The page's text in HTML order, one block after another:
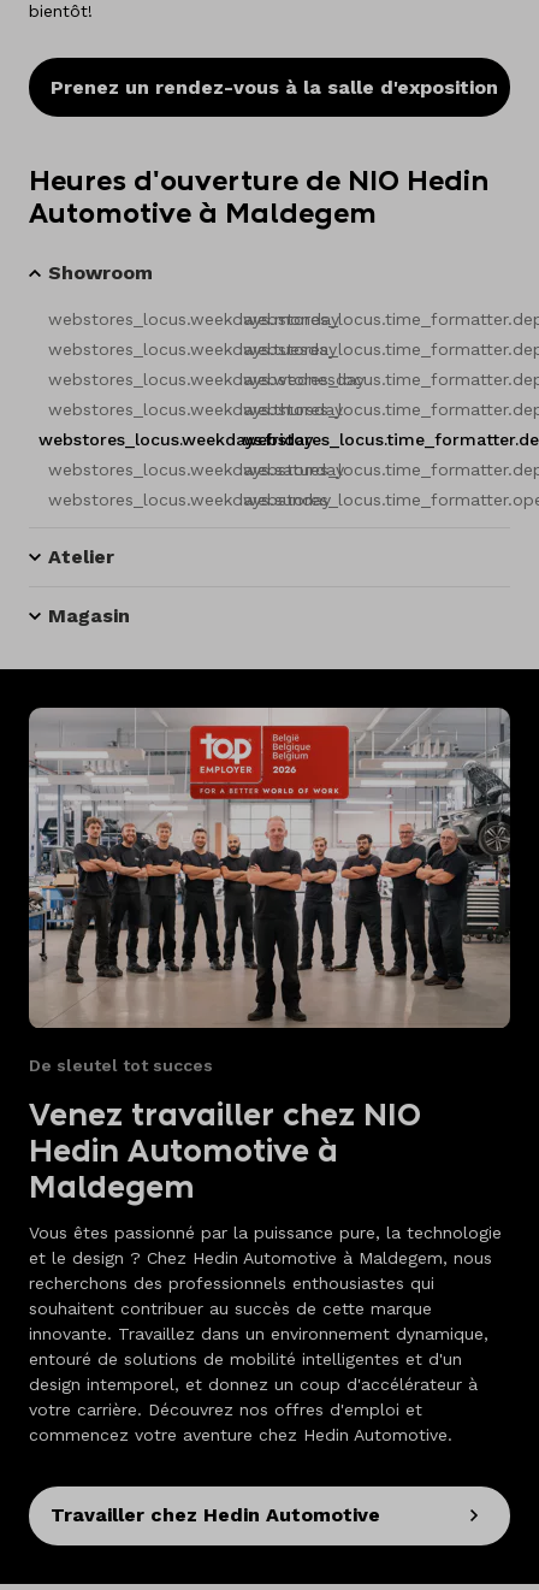
bientôt!
Prenez un rendez-vous à la salle d'exposition
Heures d'ouverture de NIO Hedin
Automotive à Maldegem
Showroom
webstores_locus.weekdays.monday
webstores_locus.weekdays.tuesday
webstores_locus.weekdays.wednesday
webstores_locus.weekdays.thursday
webstores_locus.weekdays.friday
webstores_locus.weekdays.saturday
webstores_locus.weekdays.sunday
Atelier
Magasin
De sleutel tot succes
Venez travailler chez NIO
Hedin Automotive à
Maldegem
Vous êtes passionné par la puissance pure, la technologie
et le design ? Chez Hedin Automotive à Maldegem, nous
recherchons des professionnels enthousiastes qui
souhaitent contribuer au succès de cette marque
innovante. Travaillez dans un environnement dynamique,
entouré de solutions de mobilité intelligentes et d'un
design intemporel, et donnez un coup d'accélérateur à
votre carrière. Découvrez nos offres d'emploi et
commencez votre aventure chez Hedin Automotive.
Travailler chez Hedin Automotive